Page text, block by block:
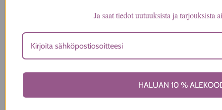
Kauppa
Ja saat tiedot uutuuksista ja tarjouksista
HALUAN 10 %